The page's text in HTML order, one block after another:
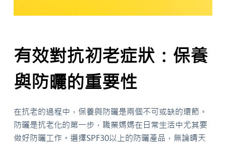
有效對抗初老症狀：保養
與防曬的重要性
在抗老的過程中，保養與防曬是兩個不可或缺的環節。
防曬是抗老化的第一步，職業媽媽在日常生活中尤其要
做好防曬工作。選擇SPF30以上的防曬產品，無論晴天